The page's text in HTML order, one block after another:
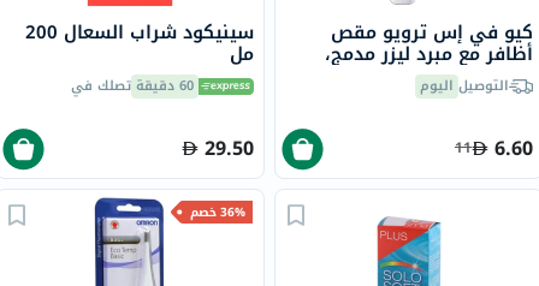
كيو في إس ترويو مقص
أظافر مع مبرد ليزر مدمج،
حزمة من 1
التوصيل اليوم
6.60
11
سينيكود شراب السعال 200
مل
60 دقيقة تصلك في
29.50
36% خصم